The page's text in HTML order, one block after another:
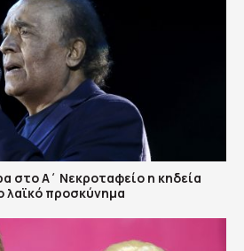
στο Α΄ Νεκροταφείο η κηδεία
λαϊκό προσκύνημα